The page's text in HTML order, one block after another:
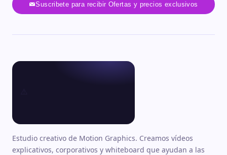
Suscribete para recibir Ofertas y precios exclusivos
Estudio creativo de Motion Graphics. Creamos vídeos
explicativos, corporativos y whiteboard que ayudan a las